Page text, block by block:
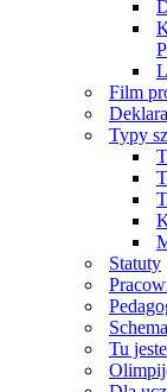
Film
Typy
Statuty
Tu